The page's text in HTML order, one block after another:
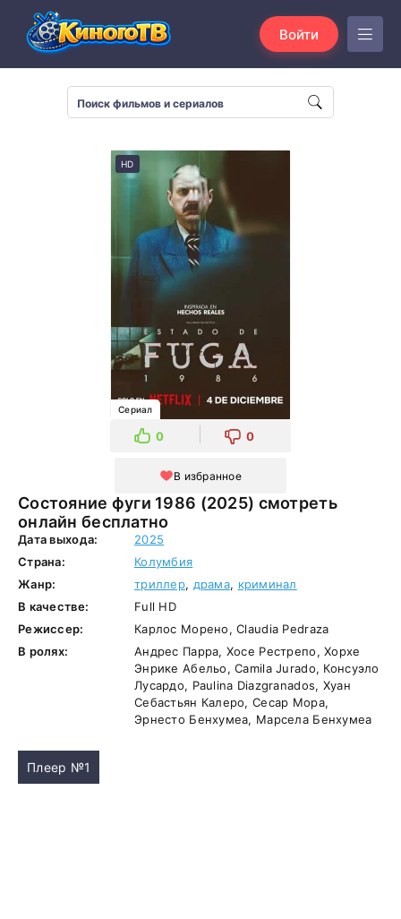
Войти
Состояние фуги 1986 (2025) смотреть
онлайн бесплатно
HD
Сериал
0 0
В избранное
Дата выхода:
2025
Страна:
Колумбия
Жанр:
триллер, драма, криминал
В качестве:
Full HD
Режиссер:
Карлос Морено, Claudia Pedraza
В ролях:
Андрес Парра, Хосе Рестрепо, Хорхе
Энрике Абельо, Camila Jurado, Консуэло
Лусардо, Paulina Diazgranados, Хуан
Себастьян Калеро, Сесар Мора,
Эрнесто Бенхумеа, Марсела Бенхумеа
Плеер №1